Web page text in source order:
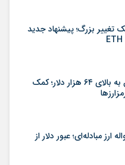
تغییر بزرگ؛ پیشنهاد جدید
بازگشت بیت‌کوین به بالای ۶۴ هزار دلار؛ کمک
مبادله‌ای؛ عبور دلار از